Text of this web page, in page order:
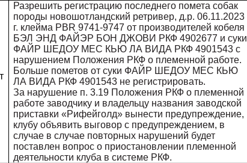
Разрешить регистрацию последнего помета собак
породы новошотландский ретривер, д.р. 06.11.2023
г. клейма PBR 9741-9747 от производителей кобеля
БЭЛ ЭНД ФАЙЭР БОН ДЖОВИ РКФ 4902677 и суки
ФАЙР ШЕДОУ МЕС КЬЮ ЛА ВИДА РКФ 4901543 с
нарушением Положения РКФ о племенной работе.
Больше пометов от суки ФАЙР ШЕДОУ МЕС КЬЮ
ЛА ВИДА РКФ 4901543 не регистрировать.
За нарушение п. 3.19 Положения РКФ о племенной
работе заводчику и владельцу названия заводской
приставки «Рифейголд» вынести предупреждение,
клубу объявить выговор с предупреждением, в
случае в случае повторных нарушений будет
поставлен вопрос о приостановлении племенной
деятельности клуба в системе РКФ.